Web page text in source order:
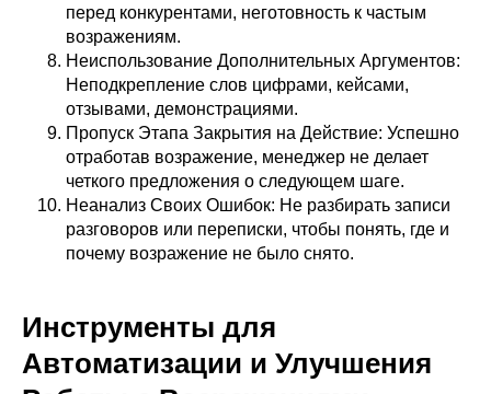
перед конкурентами, неготовность к частым
возражениям.
Неиспользование Дополнительных Аргументов:
Неподкрепление слов цифрами, кейсами,
отзывами, демонстрациями.
Пропуск Этапа Закрытия на Действие: Успешно
отработав возражение, менеджер не делает
четкого предложения о следующем шаге.
Неанализ Своих Ошибок: Не разбирать записи
разговоров или переписки, чтобы понять, где и
почему возражение не было снято.
Инструменты для
Автоматизации и Улучшения